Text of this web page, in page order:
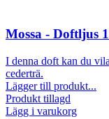
Mossa - Doftljus
I denna doft kan du
cederträ.
Lägger till produkt...
Produkt tillagd
Lägg i varukorg